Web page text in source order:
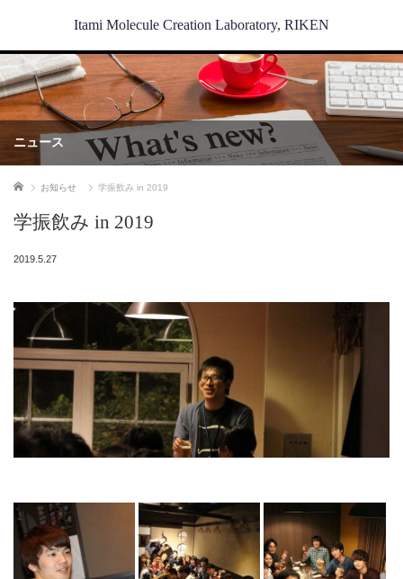
Itami Molecule Creation Laboratory, RIKEN
ニュース
ホーム お知らせ 学振飲み in 2019
学振飲み in 2019
2019.5.27